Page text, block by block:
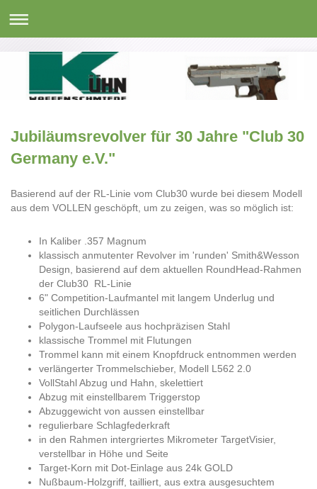
Jubiläumsrevolver für 30 Jahre "Club 30
Germany e.V."
Basierend auf der RL-Linie vom Club30 wurde bei diesem Modell
aus dem VOLLEN geschöpft, um zu zeigen, was so möglich ist:
In Kaliber .357 Magnum
klassisch anmutenter Revolver im 'runden' Smith&Wesson
Design, basierend auf dem aktuellen RoundHead-Rahmen
der Club30 RL-Linie
6" Competition-Laufmantel mit langem Underlug und
seitlichen Durchlässen
Polygon-Laufseele aus hochpräzisen Stahl
klassische Trommel mit Flutungen
Trommel kann mit einem Knopfdruck entnommen werden
verlängerter Trommelschieber, Modell L562 2.0
VollStahl Abzug und Hahn, skelettiert
Abzug mit einstellbarem Triggerstop
Abzuggewicht von aussen einstellbar
regulierbare Schlagfederkraft
in den Rahmen intergriertes Mikrometer TargetVisier,
verstellbar in Höhe und Seite
Target-Korn mit Dot-Einlage aus 24k GOLD
Nußbaum-Holzgriff, tailliert, aus extra ausgesuchtem